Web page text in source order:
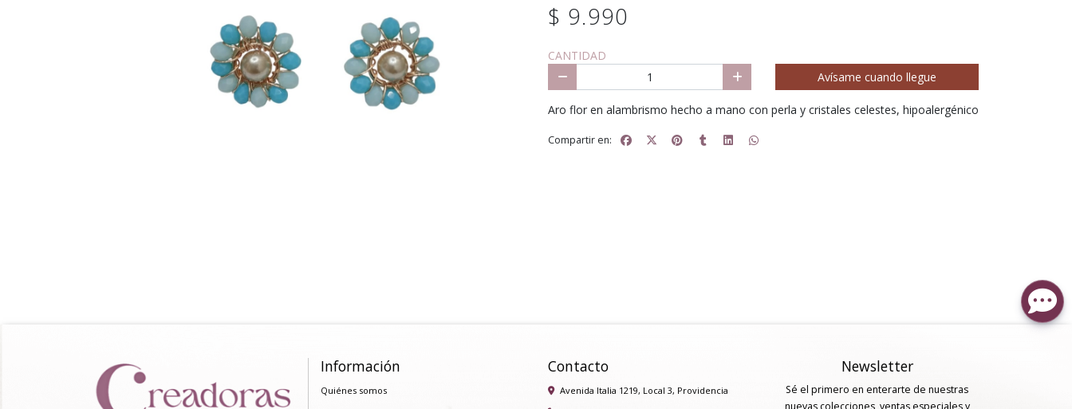
$ 9.990
CANTIDAD
Avísame cuando llegue
Aro flor en alambrismo hecho a mano con perla y cristales celestes, hipoalergénico
Compartir en:
Información
Quiénes somos
Contacto
Avenida Italia 1219, Local 3, Providencia
Newsletter
Sé el primero en enterarte de nuestras
nuevas colecciones, ventas especiales y